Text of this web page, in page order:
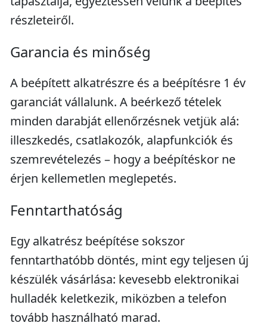
részleteiről.
Garancia és minőség
A beépített alkatrészre és a beépítésre 1 év
garanciát vállalunk. A beérkező tételek
minden darabját ellenőrzésnek vetjük alá:
illeszkedés, csatlakozók, alapfunkciók és
szemrevételezés – hogy a beépítéskor ne
érjen kellemetlen meglepetés.
Fenntarthatóság
Egy alkatrész beépítése sokszor
fenntarthatóbb döntés, mint egy teljesen új
készülék vásárlása: kevesebb elektronikai
hulladék keletkezik, miközben a telefon
tovább használható marad.